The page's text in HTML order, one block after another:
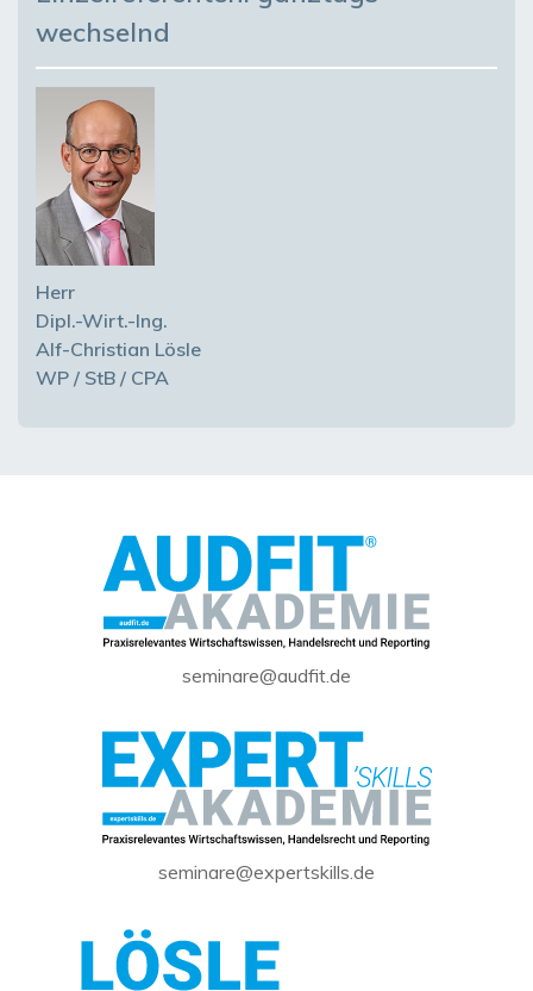
wechselnd
Herr
Dipl.-Wirt.-Ing.
Alf-Christian Lösle
WP / StB / CPA
seminare@audfit.de
seminare@expertskills.de